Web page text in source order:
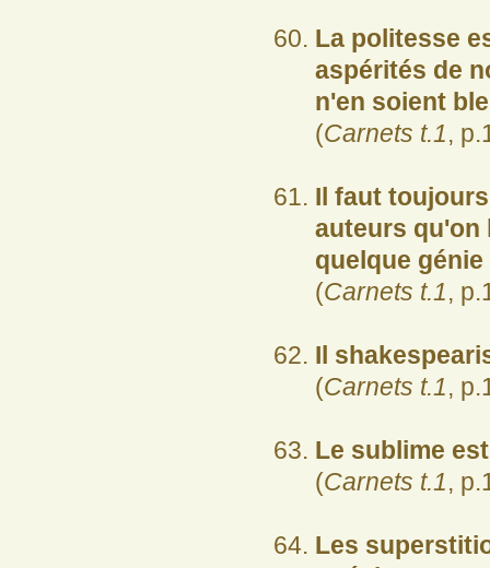
La politesse
aspérités de
n'en soient
(Carnets t.1,
Il faut
auteurs qu'on
quelque
(Carnets t.1,
Il
(Carnets t.1,
Le sublime
(Carnets t.1,
Les